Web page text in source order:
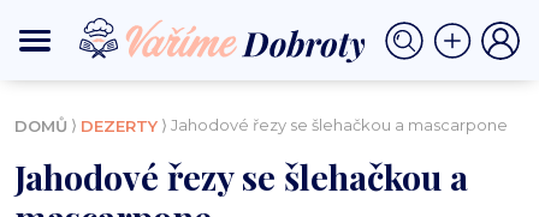
DOMŮ ⟩ DEZERTY ⟩ Jahodové řezy se šlehačkou a mascarpone
Jahodové řezy se šlehačkou a